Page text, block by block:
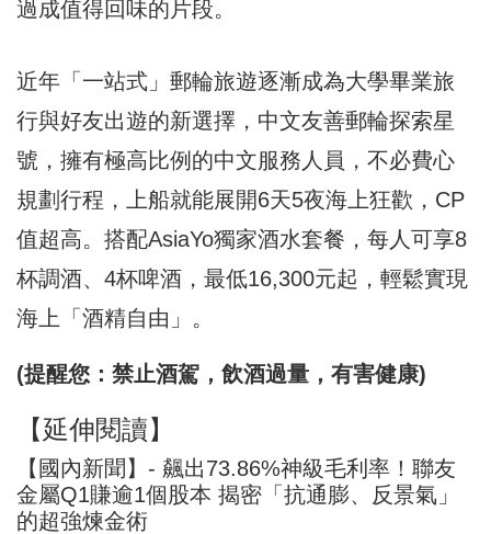
過成值得回味的片段。
近年「一站式」郵輪旅遊逐漸成為大學畢業旅
行與好友出遊的新選擇，中文友善郵輪探索星
號，擁有極高比例的中文服務人員，不必費心
規劃行程，上船就能展開6天5夜海上狂歡，CP
值超高。搭配AsiaYo獨家酒水套餐，每人可享8
杯調酒、4杯啤酒，最低16,300元起，輕鬆實現
海上「酒精自由」。
(提醒您： 禁止酒駕，飲酒過量，有害健康)
【延伸閱讀】
【國內新聞】- 飆出73.86%神級毛利率！聯友
金屬Q1賺逾1個股本 揭密「抗通膨、反景氣」
的超強煉金術